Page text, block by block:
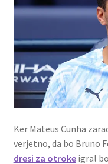
Ker Mateus Cunha
verjetno, da bo Bruno
dresi za otrokeigral